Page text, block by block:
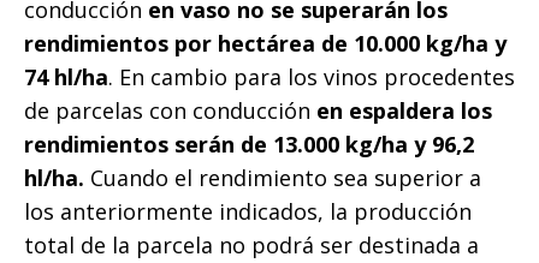
conducción en vaso no se superarán los
rendimientos por hectárea de 10.000 kg/ha y
74 hl/ha. En cambio para los vinos procedentes
de parcelas con conducción en espaldera los
rendimientos serán de 13.000 kg/ha y 96,2
hl/ha. Cuando el rendimiento sea superior a
los anteriormente indicados, la producción
total de la parcela no podrá ser destinada a